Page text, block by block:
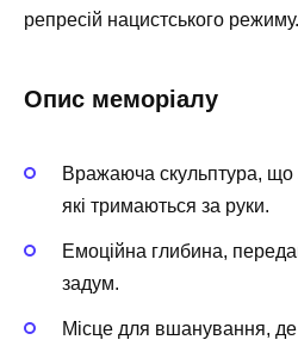
репресій нацистського режиму.
Опис меморіалу
Вражаюча скульптура, що
які тримаються за руки.
Емоційна глибина,
задум.
Місце для вшанування, де